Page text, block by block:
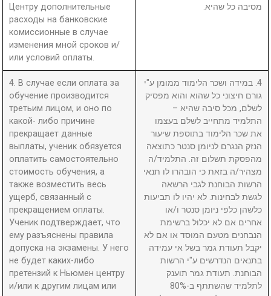
Центру дополнительные
расходы на банковские
комиссионные в случае
изменения мной сроков и/
или условий оплаты.
מסיבה כל שהיא.
4. В случае если оплата за
обучение производится
третьим лицом, и оно по
какой- либо причине
прекращает данные
выплаты, ученик обязуется
оплатить самостоятельно
стоимость обучения, а
также возместить весь
ущерб, связанный с
прекращением оплаты.
Ученик подтверждает, что
ему разъяснены правила
допуска на экзамены. У него
не будет каких-либо
претензий к Ньюмен центру
и/или к другим лицам или
4. במידה ושכר הלימוד ממומן ע"י
גורם חיצוני כל שהוא והוא מפסיק
לשלם, מכל סיבה שהיא –
התלמיד מתחייב לשלם בעצמו
את שכר הלימוד בתוספת שיעור
הנזק הנגרם לניומן סנטר כתוצאה
מהפסקת תשלום זה. התלמיד/ה
מצהיר/ה בזאת כי הובהרו לו תנאי
הרשות הבוחנת לגבי הרשאה
לגשת לבחינות. לא יהיו לו תביעות
כלשהן כלפי ניומן סנטר ו/או
אחרים אם לא יכלול ברשימת
הנבחנים מטעם המוסד או אם לא
יקבל תעודת גמר בשל אי עמידה
בתנאים הנדרשים ע"י הרשות
הבוחנת. תעודת גמר תוענק
לתלמיד שהשתתף ב-80%